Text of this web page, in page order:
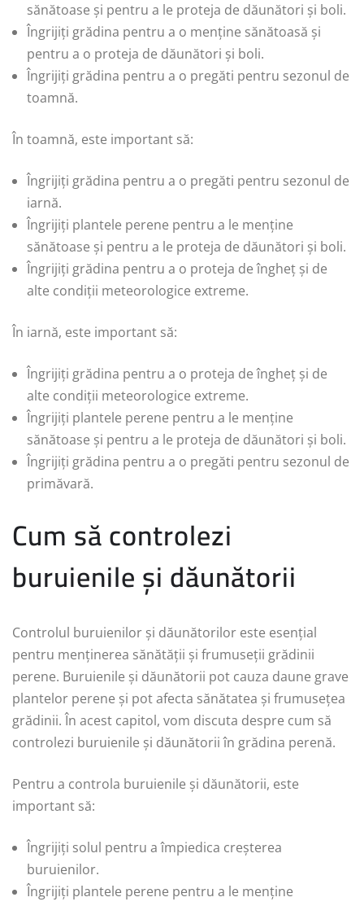
sănătoase și pentru a le proteja de dăunători și boli.
Îngrijiți grădina pentru a o menține sănătoasă și
pentru a o proteja de dăunători și boli.
Îngrijiți grădina pentru a o pregăti pentru sezonul de
toamnă.
În toamnă, este important să:
Îngrijiți grădina pentru a o pregăti pentru sezonul de
iarnă.
Îngrijiți plantele perene pentru a le menține
sănătoase și pentru a le proteja de dăunători și boli.
Îngrijiți grădina pentru a o proteja de îngheț și de
alte condiții meteorologice extreme.
În iarnă, este important să:
Îngrijiți grădina pentru a o proteja de îngheț și de
alte condiții meteorologice extreme.
Îngrijiți plantele perene pentru a le menține
sănătoase și pentru a le proteja de dăunători și boli.
Îngrijiți grădina pentru a o pregăti pentru sezonul de
primăvară.
Cum să controlezi
buruienile și dăunătorii
Controlul buruienilor și dăunătorilor este esențial
pentru menținerea sănătății și frumuseții grădinii
perene. Buruienile și dăunătorii pot cauza daune grave
plantelor perene și pot afecta sănătatea și frumusețea
grădinii. În acest capitol, vom discuta despre cum să
controlezi buruienile și dăunătorii în grădina perenă.
Pentru a controla buruienile și dăunătorii, este
important să:
Îngrijiți solul pentru a împiedica creșterea
buruienilor.
Îngrijiți plantele perene pentru a le menține